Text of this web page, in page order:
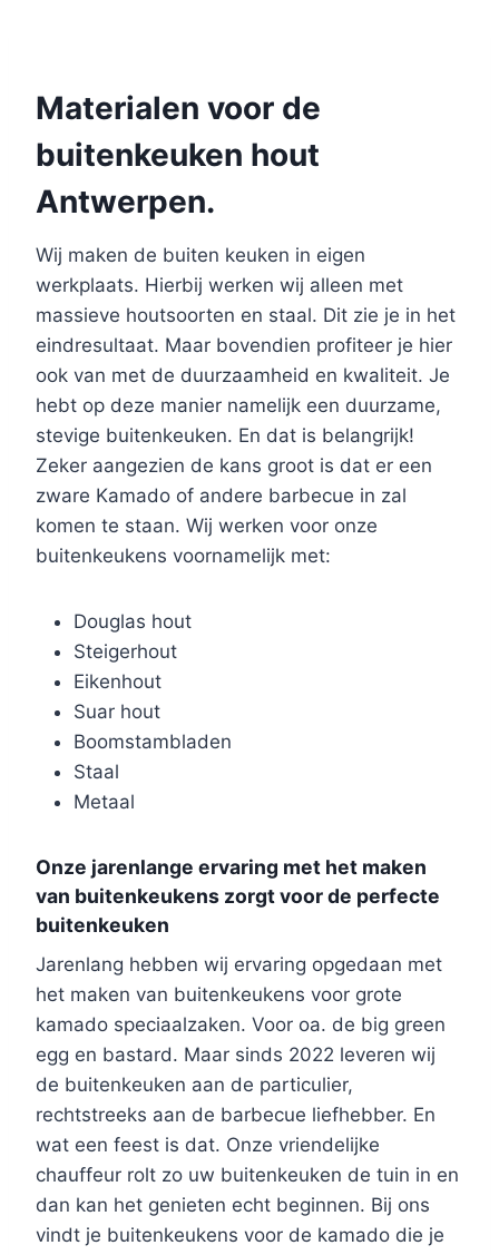
Materialen voor de
buitenkeuken hout
Antwerpen.
Wij maken de buiten keuken in eigen
werkplaats. Hierbij werken wij alleen met
massieve houtsoorten en staal. Dit zie je in het
eindresultaat. Maar bovendien profiteer je hier
ook van met de duurzaamheid en kwaliteit. Je
hebt op deze manier namelijk een duurzame,
stevige buitenkeuken. En dat is belangrijk!
Zeker aangezien de kans groot is dat er een
zware Kamado of andere barbecue in zal
komen te staan. Wij werken voor onze
buitenkeukens voornamelijk met:
Douglas hout
Steigerhout
Eikenhout
Suar hout
Boomstambladen
Staal
Metaal
Onze jarenlange ervaring met het maken
van buitenkeukens zorgt voor de perfecte
buitenkeuken
Jarenlang hebben wij ervaring opgedaan met
het maken van buitenkeukens voor grote
kamado speciaalzaken. Voor oa. de big green
egg en bastard. Maar sinds 2022 leveren wij
de buitenkeuken aan de particulier,
rechtstreeks aan de barbecue liefhebber. En
wat een feest is dat. Onze vriendelijke
chauffeur rolt zo uw buitenkeuken de tuin in en
dan kan het genieten echt beginnen. Bij ons
vindt je buitenkeukens voor de kamado die je